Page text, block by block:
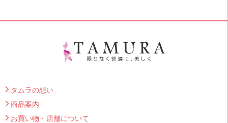
タムラの想い
商品案内
お買い物・店舗について